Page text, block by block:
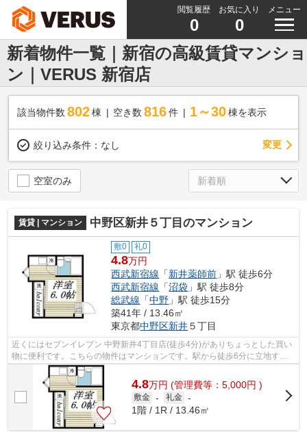
閲覧履歴
0
お気に入り
0
メニュー
新着物件一覧｜新宿の高級賃貸マンショ
ン｜VERUS 新宿店
該当物件数 802棟 空き数 816 件 1～30 棟を表示
絞り込み条件： なし 変更
空室のみ
賃貸 | マンション 中野区新井５丁目のマンション
敷0 礼0
4.8万円
西武新宿線 「新井薬師前 」駅 徒歩6分
西武新宿線 「沼袋 」駅 徒歩8分
総武線 「中野 」駅 徒歩15分
築41年 / 13.46㎡
東京都中野区新井５丁目
近くにはセブンイレブン 中野新井4丁目店(徒歩4分)がありちょっとした買い
物に便利です。こちらの物件はマンションです。駅から徒歩6分に立地する
物件です。外観タイル張りなので経年...
4.8万円 (管理費等：5,000円 )
敷金 - 礼金 -
1階 / 1R / 13.46㎡